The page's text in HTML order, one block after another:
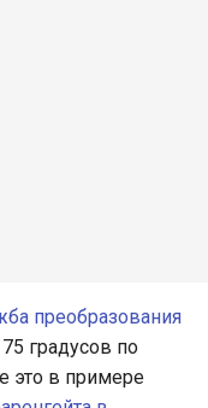
преобразования
75 градусов по
это в примере